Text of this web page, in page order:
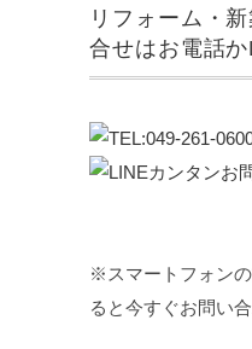
リフォーム・
合せはお電話
※スマートフォン
ると今すぐお問い